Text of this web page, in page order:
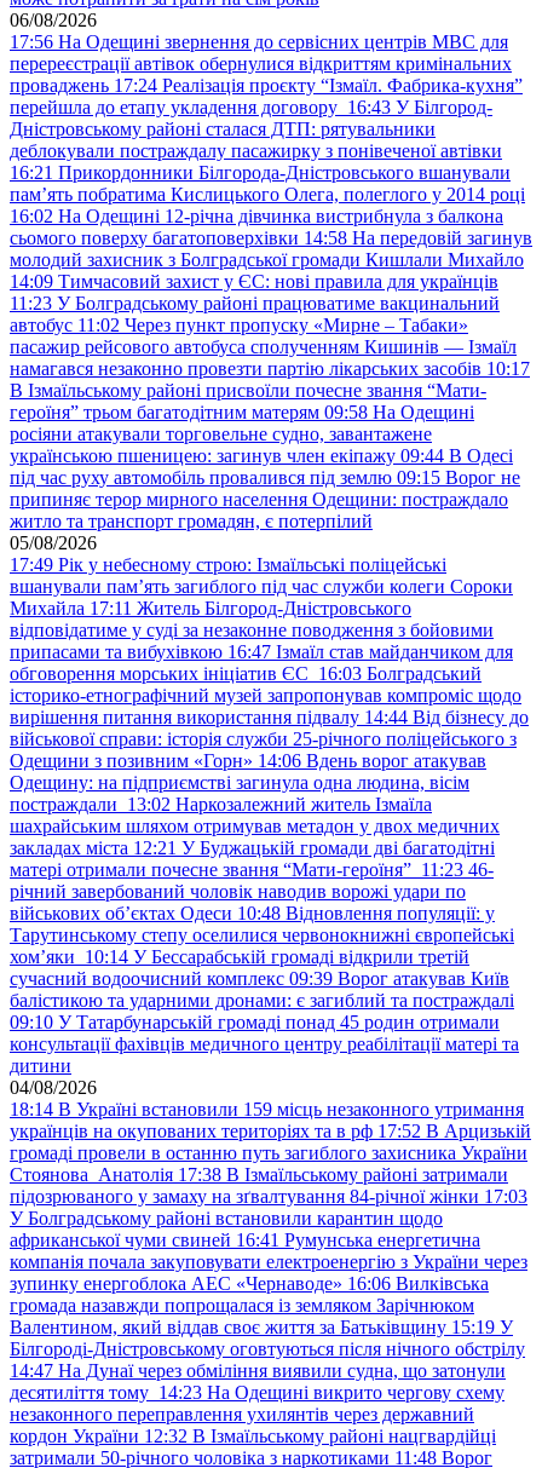
06/08/2026
17:56 На Одещині звернення до сервісних центрів МВС для
перереєстрації автівок обернулися відкриттям кримінальних
проваджень 17:24 Реалізація проєкту “Ізмаїл. Фабрика-кухня”
перейшла до етапу укладення договору 16:43 У Білгород-
Дністровському районі сталася ДТП: рятувальники
деблокували постраждалу пасажирку з понівеченої автівки
16:21 Прикордонники Білгорода-Дністровського вшанували
пам’ять побратима Кислицького Олега, полеглого у 2014 році
16:02 На Одещині 12-річна дівчинка вистрибнула з балкона
сьомого поверху багатоповерхівки 14:58 На передовій загинув
молодий захисник з Болградської громади Кишлали Михайло
14:09 Тимчасовий захист у ЄС: нові правила для українців
11:23 У Болградському районі працюватиме вакцинальний
автобус 11:02 Через пункт пропуску «Мирне – Табаки»
пасажир рейсового автобуса сполученням Кишинів — Ізмаїл
намагався незаконно провезти партію лікарських засобів 10:17
В Ізмаїльському районі присвоїли почесне звання “Мати-
героїня” трьом багатодітним матерям 09:58 На Одещині
росіяни атакували торговельне судно, завантажене
українською пшеницею: загинув член екіпажу 09:44 В Одесі
під час руху автомобіль провалився під землю 09:15 Ворог не
припиняє терор мирного населення Одещини: постраждало
житло та транспорт громадян, є потерпілий
05/08/2026
17:49 Рік у небесному строю: Ізмаїльські поліцейські
вшанували пам’ять загиблого під час служби колеги Сороки
Михайла 17:11 Житель Білгород-Дністровського
відповідатиме у суді за незаконне поводження з бойовими
припасами та вибухівкою 16:47 Ізмаїл став майданчиком для
обговорення морських ініціатив ЄС 16:03 Болградський
історико-етнографічний музей запропонував компроміс щодо
вирішення питання використання підвалу 14:44 Від бізнесу до
військової справи: історія служби 25-річного поліцейського з
Одещини з позивним «Горн» 14:06 Вдень ворог атакував
Одещину: на підприємстві загинула одна людина, вісім
постраждали 13:02 Наркозалежний житель Ізмаїла
шахрайським шляхом отримував метадон у двох медичних
закладах міста 12:21 У Буджацькій громади дві багатодітні
матері отримали почесне звання “Мати-героїня” 11:23 46-
річний завербований чоловік наводив ворожі удари по
військових обʼєктах Одеси 10:48 Відновлення популяції: у
Тарутинському степу оселилися червонокнижні європейські
хом’яки 10:14 У Бессарабській громаді відкрили третій
сучасний водоочисний комплекс 09:39 Ворог атакував Київ
балістикою та ударними дронами: є загиблий та постраждалі
09:10 У Татарбунарській громаді понад 45 родин отримали
консультації фахівців медичного центру реабілітації матері та
дитини
04/08/2026
18:14 В Україні встановили 159 місць незаконного утримання
українців на окупованих територіях та в рф 17:52 В Арцизькій
громаді провели в останню путь загиблого захисника України
Стоянова Анатолія 17:38 В Ізмаїльському районі затримали
підозрюваного у замаху на зґвалтування 84-річної жінки 17:03
У Болградському районі встановили карантин щодо
африканської чуми свиней 16:41 Румунська енергетична
компанія почала закуповувати електроенергію з України через
зупинку енергоблока АЕС «Чернаводе» 16:06 Вилківська
громада назавжди попрощалася із земляком Зарічнюком
Валентином, який віддав своє життя за Батьківщину 15:19 У
Білгороді-Дністровському оговтуються після нічного обстрілу
14:47 На Дунаї через обміління виявили судна, що затонули
десятиліття тому 14:23 На Одещині викрито чергову схему
незаконного переправлення ухилянтів через державний
кордон України 12:32 В Ізмаїльському районі нацгвардійці
затримали 50-річного чоловіка з наркотиками 11:48 Ворог